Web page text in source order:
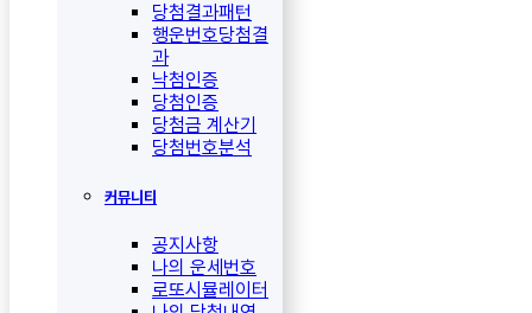
당첨결과패턴
행운번호당첨결
과
낙첨인증
당첨인증
당첨금 계산기
당첨번호분석
커뮤니티
공지사항
나의 운세번호
로또시뮬레이터